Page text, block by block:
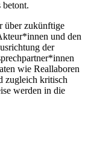
über zukünftige
und den
der
wie Reallaboren
zugleich kritisch
werden in die